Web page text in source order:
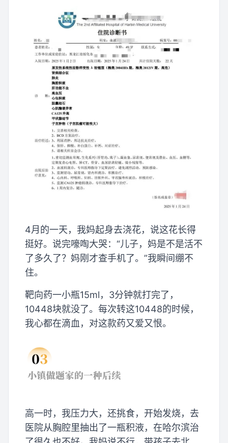
4月的一天，我妈起身去浇花，说这花长得
挺好。说完嚎啕大哭：“儿子，妈是不是活不
了多久了？妈刚才查手机了。”我瞬间绷不
住。
靶向药一小瓶15ml，3分钟就打完了，
10448块就没了。每次转这10448的时候，
我心都在滴血，对这款药又爱又恨。
高一时，我压力大，还挑食，开始发烧，去
医院从胸腔里抽出了一瓶积液，在哈尔滨治